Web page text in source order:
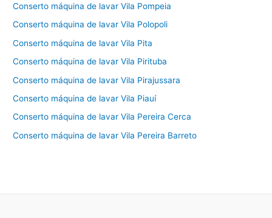
Conserto máquina de lavar Vila Pompeia
Conserto máquina de lavar Vila Polopoli
Conserto máquina de lavar Vila Pita
Conserto máquina de lavar Vila Pirituba
Conserto máquina de lavar Vila Pirajussara
Conserto máquina de lavar Vila Piauí
Conserto máquina de lavar Vila Pereira Cerca
Conserto máquina de lavar Vila Pereira Barreto